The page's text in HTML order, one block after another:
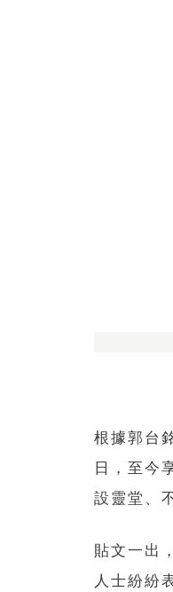
根據郭台
日，至今
設靈堂、
貼文一出
人士紛紛